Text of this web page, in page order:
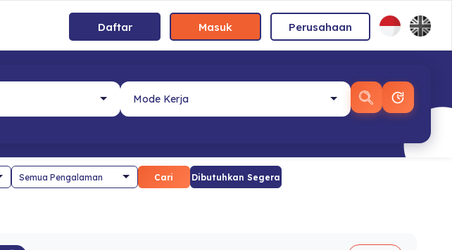
Daftar Masuk Perusahaan
Cari Dibutuhkan Segera